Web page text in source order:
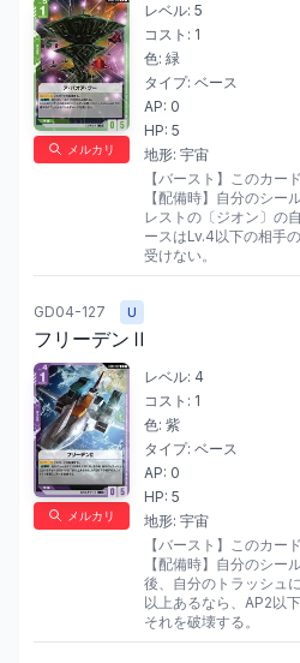
メルカリ
レベル: 5
コスト: 1
色: 緑
タイプ: ベース
AP: 0
HP: 5
地形: 宇宙
【バースト】このカー
【配備時】自分のシー
レストの〔ジオン〕の
ースはLv.4以下の相手
受けない。
GD04-127 U
フリーデンⅡ
メルカリ
レベル: 4
コスト: 1
色: 紫
タイプ: ベース
AP: 0
HP: 5
地形: 宇宙
【バースト】このカー
【配備時】自分のシー
後、自分のトラッシュ
以上あるなら、AP2以
それを破壊する。